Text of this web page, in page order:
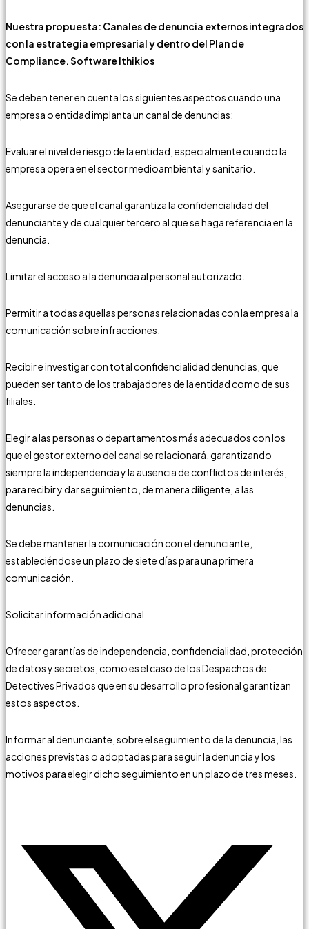
Nuestra propuesta: Canales de denuncia externos integrados
con la estrategia empresarial y dentro del Plan de
Compliance. Software Ithikios
Se deben tener en cuenta los siguientes aspectos cuando una
empresa o entidad implanta un canal de denuncias:
Evaluar el nivel de riesgo de la entidad, especialmente cuando la
empresa opera en el sector medioambiental y sanitario.
Asegurarse de que el canal garantiza la confidencialidad del
denunciante y de cualquier tercero al que se haga referencia en la
denuncia.
Limitar el acceso a la denuncia al personal autorizado.
Permitir a todas aquellas personas relacionadas con la empresa la
comunicación sobre infracciones.
Recibir e investigar con total confidencialidad denuncias, que
pueden ser tanto de los trabajadores de la entidad como de sus
filiales.
Elegir a las personas o departamentos más adecuados con los
que el gestor externo del canal se relacionará, garantizando
siempre la independencia y la ausencia de conflictos de interés,
para recibir y dar seguimiento, de manera diligente, a las
denuncias.
Se debe mantener la comunicación con el denunciante,
estableciéndose un plazo de siete días para una primera
comunicación.
Solicitar información adicional
Ofrecer garantías de independencia, confidencialidad, protección
de datos y secretos, como es el caso de los Despachos de
Detectives Privados que en su desarrollo profesional garantizan
estos aspectos.
Informar al denunciante, sobre el seguimiento de la denuncia, las
acciones previstas o adoptadas para seguir la denuncia y los
motivos para elegir dicho seguimiento en un plazo de tres meses.